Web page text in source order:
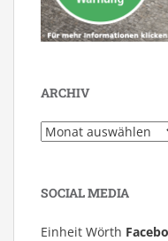
ARCHIV
Archiv
SOCIAL MEDIA
Einheit Wörth